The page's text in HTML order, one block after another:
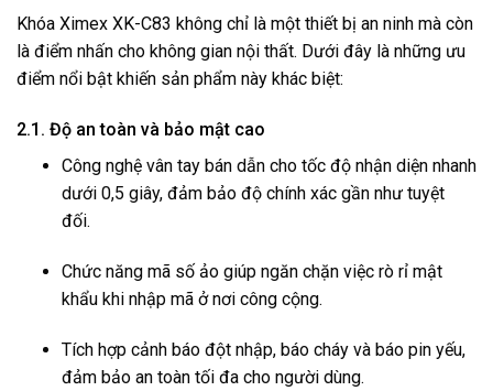
Khóa Ximex XK-C83 không chỉ là một thiết bị an ninh mà còn
là điểm nhấn cho không gian nội thất. Dưới đây là những ưu
điểm nổi bật khiến sản phẩm này khác biệt:
2.1. Độ an toàn và bảo mật cao
Công nghệ vân tay bán dẫn cho tốc độ nhận diện nhanh
dưới 0,5 giây, đảm bảo độ chính xác gần như tuyệt
đối.
Chức năng mã số ảo giúp ngăn chặn việc rò rỉ mật
khẩu khi nhập mã ở nơi công cộng.
Tích hợp cảnh báo đột nhập, báo cháy và báo pin yếu,
đảm bảo an toàn tối đa cho người dùng.